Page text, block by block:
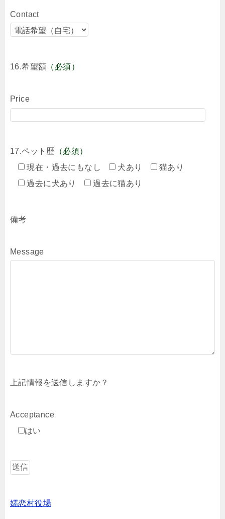
Contact
16.希望額 （必須）
Price
17.ペット歴 （必須）
現在・過去にもなし
犬あり
猫あり
過去に犬あり
過去に猫あり
備考
Message
上記情報を送信しますか？
Acceptance
はい
嬬恋村役場